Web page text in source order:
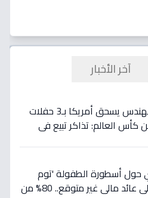
آخر الأخبار
ماجد المهندس يسحق أمريكا بـ3 حفلات
كأس العالم: تذاكر تبيع في
حول أسطورة الطفولة 'توم
وجيري' إلى عائد مالي غير متوقع.. 80% من